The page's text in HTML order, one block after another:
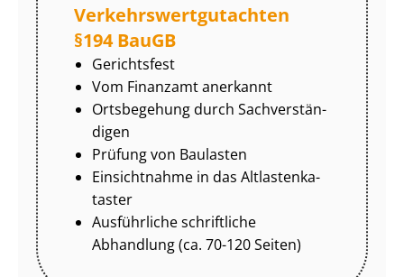
Ver­kehrs­wert­gut­ach­ten
§194 BauGB
Gerichtsfest
Vom Finanzamt anerkannt
Ortsbegehung durch Sach­ver­stän­
di­gen
Prüfung von Baulasten
Einsichtnahme in das Alt­las­ten­ka­
tas­ter
Ausführliche schriftliche
Abhandlung (ca. 70-120 Seiten)